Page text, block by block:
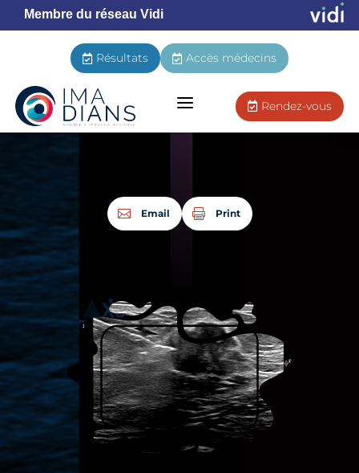
Membre du réseau Vidi
 Résultats  Accès médecins
a  Rendez-vous
Email Print